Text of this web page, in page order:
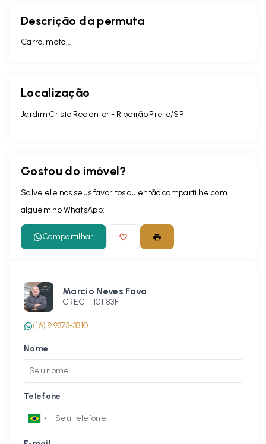
Descrição da permuta
Carro, moto...
Localização
Jardim Cristo Redentor - Ribeirão Preto/SP
Gostou do imóvel?
Salve ele nos seus favoritos ou então compartilhe com
alguém no WhatsApp:
Compartilhar
Marcio Neves Fava
CRECI - 101183F
(16) 9 9373-3310
Nome
Telefone